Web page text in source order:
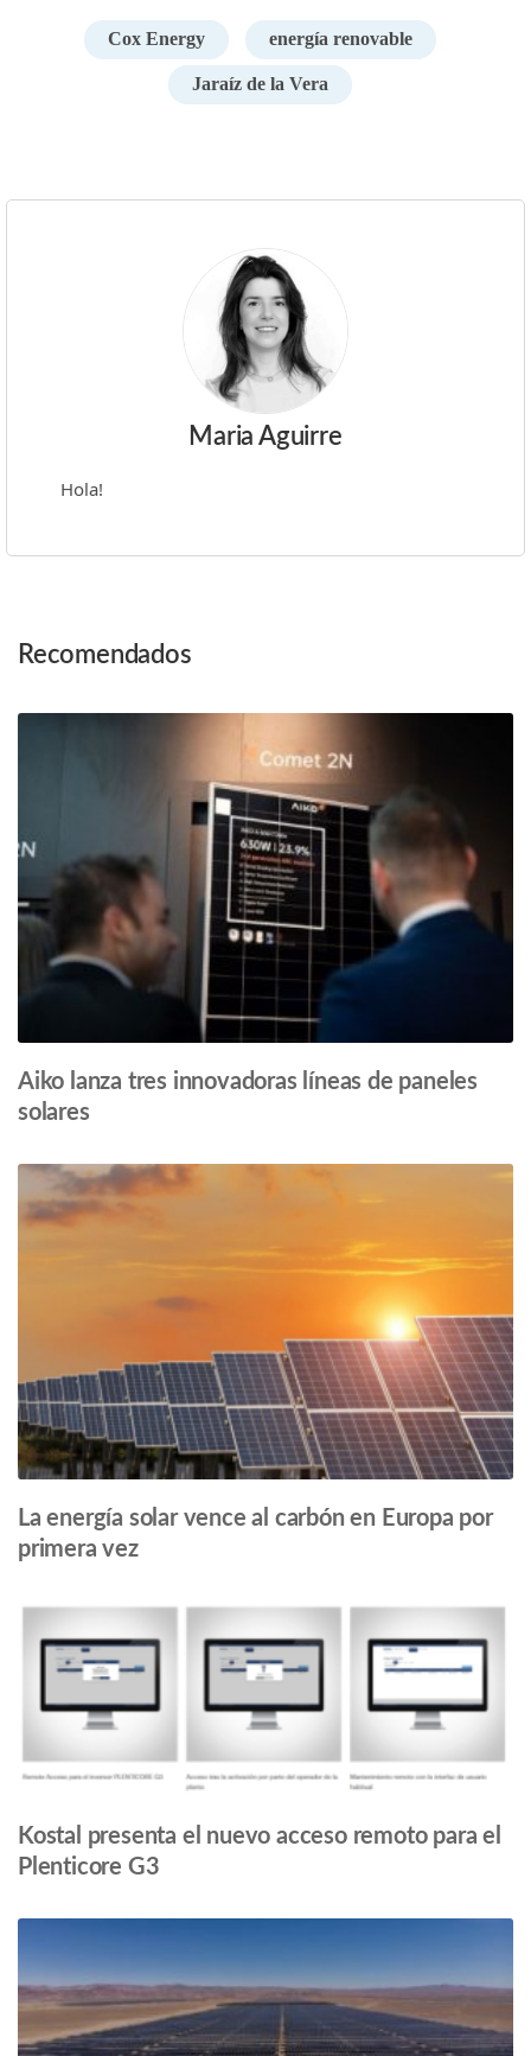
Cox Energy energía renovable
Jaraíz de la Vera
Maria Aguirre
Hola!
Post
Recomendados
Aiko lanza tres innovadoras líneas de paneles
solares
La energía solar vence al carbón en Europa por
primera vez
Kostal presenta el nuevo acceso remoto para el
Plenticore G3